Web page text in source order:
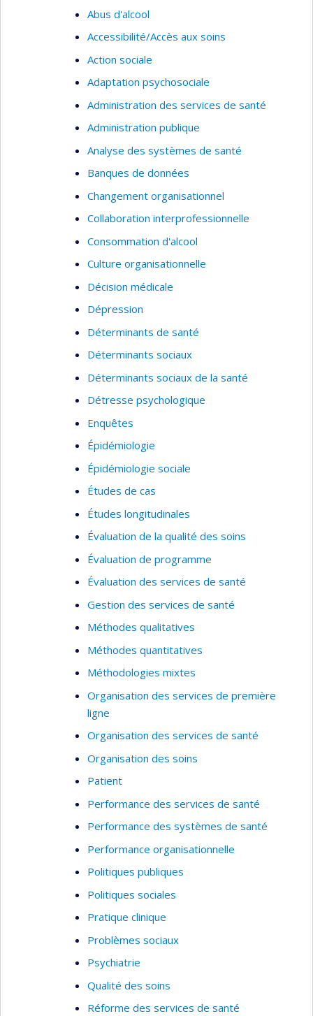
services d'urgence (par exemple : évaluation du
traitement des appels aux services d’urgence,
gestion des flottes ambulancières); traitement
exemple : analyse de la décision médicale,
télémédecine, systèmes d’information en santé).
Abus d'alcool
Accessibilité/Accès aux soins
Action sociale
Adaptation psychosociale
Administration des services de santé
Administration publique
Analyse des systèmes de santé
Banques de données
Changement organisationnel
Collaboration interprofessionnelle
Consommation d'alcool
Culture organisationnelle
Décision médicale
Dépression
Déterminants de santé
Déterminants sociaux
Déterminants sociaux de la santé
Détresse psychologique
Enquêtes
Épidémiologie
Épidémiologie sociale
Études de cas
Études longitudinales
Évaluation de la qualité des soins
Évaluation de programme
Évaluation des services de santé
Gestion des services de santé
Méthodes qualitatives
Méthodes quantitatives
Méthodologies mixtes
Organisation des services de première
ligne
Organisation des services de santé
Organisation des soins
Patient
Performance des services de santé
Performance des systèmes de santé
Performance organisationnelle
Politiques publiques
Politiques sociales
Pratique clinique
Problèmes sociaux
Psychiatrie
Qualité des soins
Réforme des services de santé